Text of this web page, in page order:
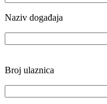
Naziv događaja
Broj ulaznica